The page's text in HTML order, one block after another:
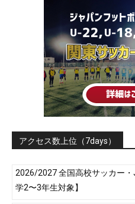
アクセス数上位（7days）
2026/2027 全国高校サッカー
学2〜3年生対象】